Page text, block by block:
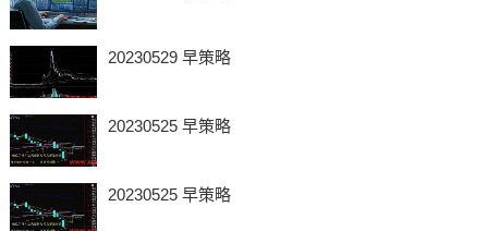
20230529 早策略
20230525 早策略
20230525 早策略